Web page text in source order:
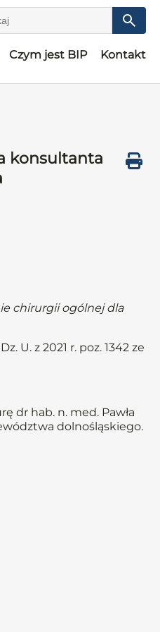
Czym jest BIP Kontakt
konsultanta
chirurgii ogólnej dla
U. z 2021 r. poz. 1342 ze
dr hab. n. med. Pawła
dolnośląskiego.